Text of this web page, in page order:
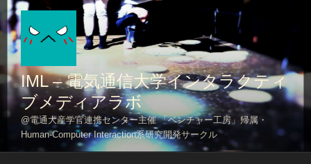
コ
ン
ツ
ス
IML – 電気通信大学インタラクティ
ブメディアラボ
@電通大産学官連携センター主催 「ベンチャー工房」帰属・
Human-Computer Interaction系研究開発サークル